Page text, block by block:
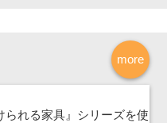
more
られる家具』シリーズを使